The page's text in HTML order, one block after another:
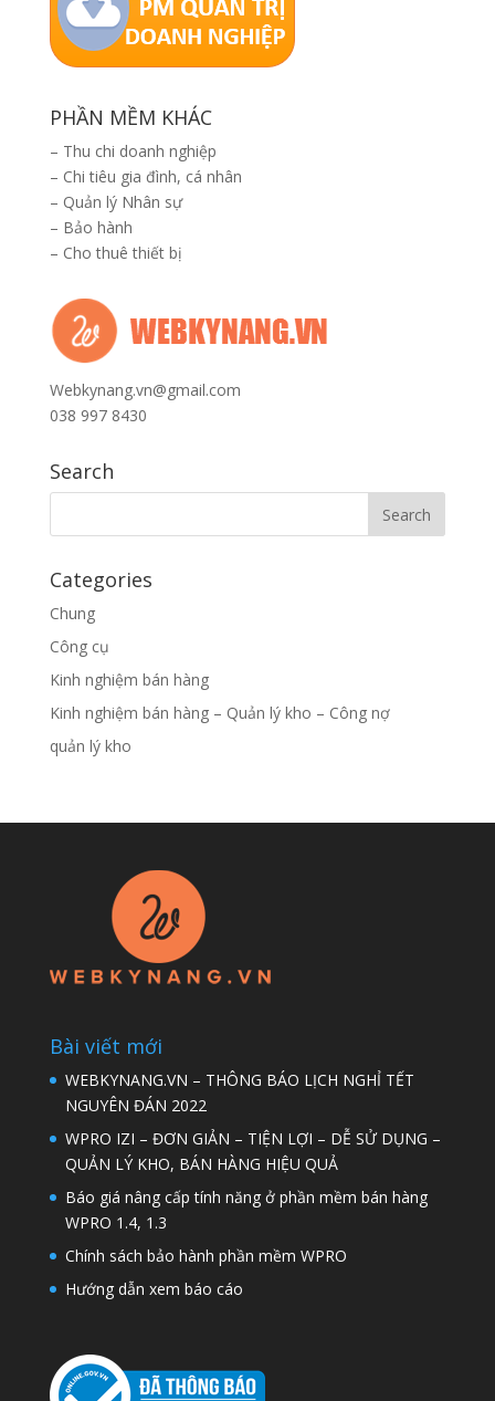
PHẦN MỀM KHÁC
– Thu chi doanh nghiệp
– Chi tiêu gia đình, cá nhân
– Quản lý Nhân sự
– Bảo hành
– Cho thuê thiết bị
Webkynang.vn@gmail.com
038 997 8430
Search
Categories
Chung
Công cụ
Kinh nghiệm bán hàng
Kinh nghiệm bán hàng – Quản lý kho – Công nợ
quản lý kho
Bài viết mới
WEBKYNANG.VN – THÔNG BÁO LỊCH NGHỈ TẾT
NGUYÊN ĐÁN 2022
WPRO IZI – ĐƠN GIẢN – TIỆN LỢI – DỄ SỬ DỤNG –
QUẢN LÝ KHO, BÁN HÀNG HIỆU QUẢ
Báo giá nâng cấp tính năng ở phần mềm bán hàng
WPRO 1.4, 1.3
Chính sách bảo hành phần mềm WPRO
Hướng dẫn xem báo cáo